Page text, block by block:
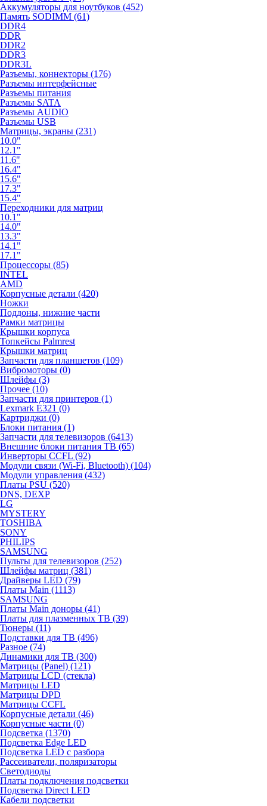
Аккумуляторы для ноутбуков (452)
Память SODIMM (61)
DDR4
DDR
DDR2
DDR3
DDR3L
Разъемы, коннекторы (176)
Разъемы интерфейсные
Разъемы питания
Разъемы SATA
Разъемы AUDIO
Разъемы USB
Матрицы, экраны (231)
10.0"
12.1"
11.6"
16.4"
15.6"
17.3"
15.4"
Переходники для матриц
10.1"
14.0"
13.3"
14.1"
17.1"
Процессоры (85)
INTEL
AMD
Корпусные детали (420)
Ножки
Поддоны, нижние части
Рамки матрицы
Крышки корпуса
Топкейсы Palmrest
Крышки матриц
Запчасти для планшетов (109)
Вибромоторы (0)
Шлейфы (3)
Прочее (10)
Запчасти для принтеров (1)
Lexmark E321 (0)
Картриджи (0)
Блоки питания (1)
Запчасти для телевизоров (6413)
Внешние блоки питания ТВ (65)
Инверторы CCFL (92)
Модули связи (Wi-Fi, Bluetooth) (104)
Модули управления (432)
Платы PSU (520)
DNS, DEXP
LG
MYSTERY
TOSHIBA
SONY
PHILIPS
SAMSUNG
Пульты для телевизоров (252)
Шлейфы матриц (381)
Драйверы LED (79)
Платы Main (1113)
SAMSUNG
Платы Main доноры (41)
Платы для плазменных ТВ (39)
Тюнеры (11)
Подставки для ТВ (496)
Разное (74)
Динамики для ТВ (300)
Матрицы (Panel) (121)
Матрицы LCD (стекла)
Матрицы LED
Матрицы DPD
Матрицы CCFL
Корпусные детали (46)
Корпусные части (0)
Подсветка (1370)
Подсветка Edge LED
Подсветка LED с разбора
Рассеиватели, поляризаторы
Светодиоды
Платы подключения подсветки
Подсветка Direct LED
Кабели подсветки